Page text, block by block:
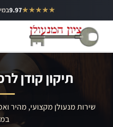
לתוכן
★★★★★
9.97 באר יעקב
ראשון לציון
לוד
רמלה
תיקון קודן